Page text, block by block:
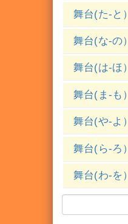
舞台(た-と）
舞台(な-の）
舞台(は-ほ）
舞台(ま-も）
舞台(や-よ）
舞台(ら-ろ）
舞台(わ-を）